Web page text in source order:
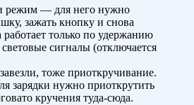
режим — для него нужно
зажать кнопку и снова
работает только по удержанию
сигналы (отключается
тоже приоткручивание.
зарядки нужно приоткрутить
кручения туда-сюда.